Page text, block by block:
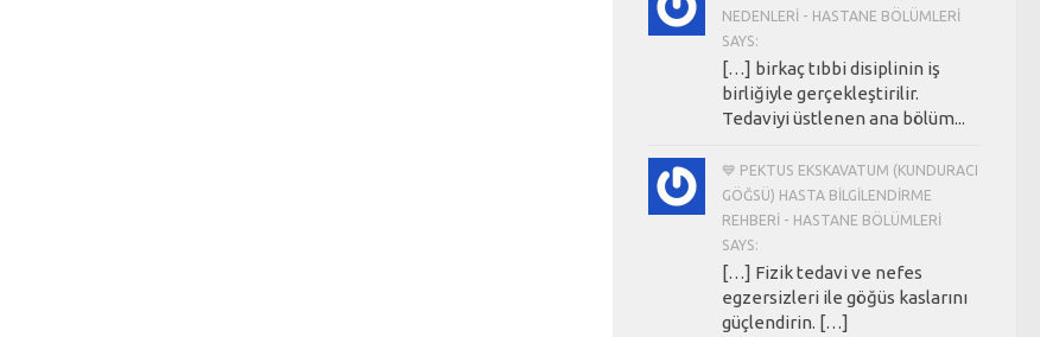
NEDENLERI - HASTANE BÖLÜMLERI
SAYS:
[…] birkaç tıbbi disiplinin iş
birliğiyle gerçekleştirilir.
Tedaviyi üstlenen ana bölüm...
💙 PEKTUS EKSKAVATUM (KUNDURACI
GÖĞSÜ) HASTA BILGILENDIRME
REHBERI - HASTANE BÖLÜMLERI
SAYS:
[…] Fizik tedavi ve nefes
egzersizleri ile göğüs kaslarını
güçlendirin. […]